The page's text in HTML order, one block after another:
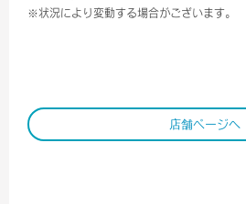
※状況により変動する場合がございます。
店舗ページへ